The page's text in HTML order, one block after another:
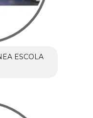
ESCOLA